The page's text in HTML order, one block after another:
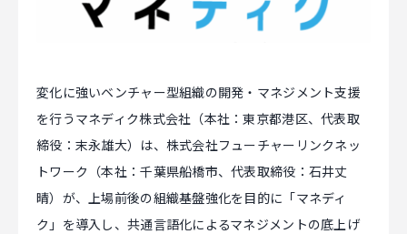
すべらない転職
NEWS
ニュース
お知らせ
イベント
変化に強いベンチャー型組織の開発・マネジメント支援
を行うマネディク株式会社（本社：東京都港区、代表取
締役：末永雄大）は、株式会社フューチャーリンクネッ
トワーク（本社：千葉県船橋市、代表取締役：石井丈
晴）が、上場前後の組織基盤強化を目的に「マネディ
ク」を導入し、共通言語化によるマネジメントの底上げ